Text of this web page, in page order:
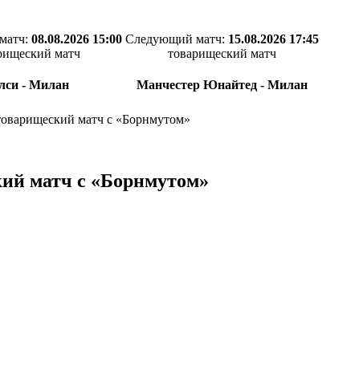
08.08.2026 15:00
матч
- Милан
Следующий матч: 15.08.2026 17:45
товарищеский матч
Манчестер Юнайтед - Милан
матч с «Борнмутом»
матч с «Борнмутом»